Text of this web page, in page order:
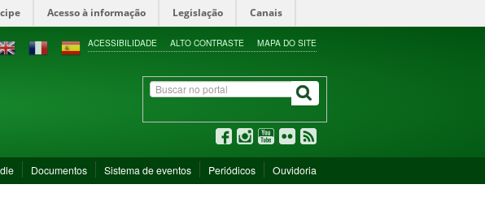
Acesso à informação Legislação Canais
ACESSIBILIDADE ALTO CONTRASTE MAPA DO SITE
Documentos Sistema de eventos Periódicos Ouvidoria